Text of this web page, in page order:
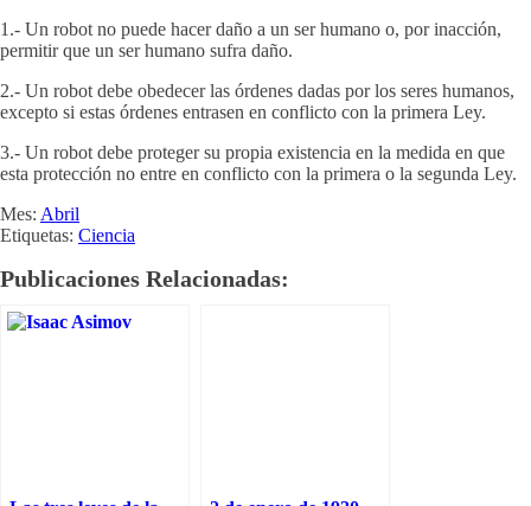
1.- Un robot no puede hacer daño a un ser humano o, por inacción,
permitir que un ser humano sufra daño.
2.- Un robot debe obedecer las órdenes dadas por los seres humanos,
excepto si estas órdenes entrasen en conflicto con la primera Ley.
3.- Un robot debe proteger su propia existencia en la medida en que
esta protección no entre en conflicto con la primera o la segunda Ley.
Mes: Abril
Etiquetas: Ciencia
Publicaciones Relacionadas: